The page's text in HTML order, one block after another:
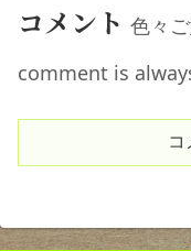
コメント 色々
comment is
コ